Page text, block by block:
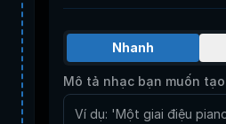
Nhanh
Mô tả nhạc bạn muốn tạo